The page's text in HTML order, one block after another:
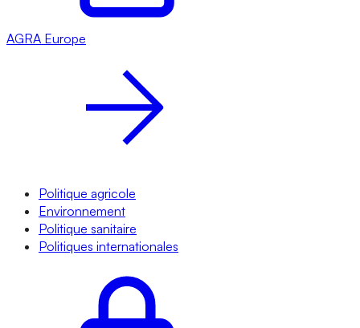
AGRA Europe
Politique agricole
Environnement
Politique sanitaire
Politiques internationales